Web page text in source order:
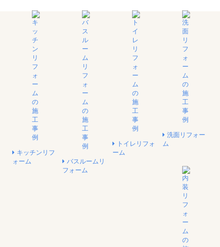
キッチンリフ
ォーム
バスルームリ
フォーム
トイレリフォ
ーム
洗面リフォー
ム